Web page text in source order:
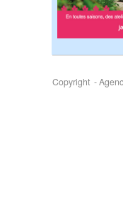
Copyright -